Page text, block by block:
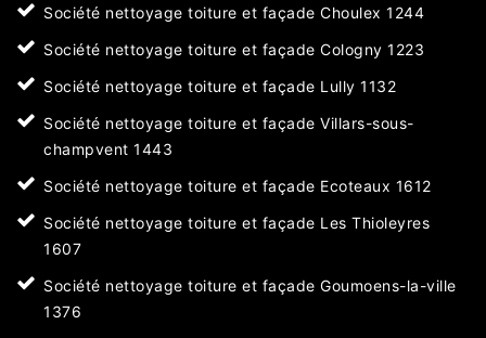
Société nettoyage toiture et façade Choulex 1244
Société nettoyage toiture et façade Cologny 1223
Société nettoyage toiture et façade Lully 1132
Société nettoyage toiture et façade Villars-sous-
champvent 1443
Société nettoyage toiture et façade Ecoteaux 1612
Société nettoyage toiture et façade Les Thioleyres
1607
Société nettoyage toiture et façade Goumoens-la-ville
1376